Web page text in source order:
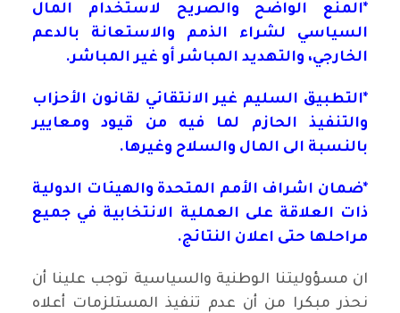
*المنع الواضح والصريح لاستخدام المال
السياسي لشراء الذمم والاستعانة بالدعم
الخارجي، والتهديد المباشر أو غير المباشر.
*التطبيق السليم غير الانتقائي لقانون الأحزاب
والتنفيذ الحازم لما فيه من قيود ومعايير
بالنسبة الى المال والسلاح وغيرها.
*ضمان اشراف الأمم المتحدة والهيئات الدولية
ذات العلاقة على العملية الانتخابية في جميع
مراحلها حتى اعلان النتائج.
ان مسؤوليتنا الوطنية والسياسية توجب علينا أن
نحذر مبكرا من أن عدم تنفيذ المستلزمات أعلاه